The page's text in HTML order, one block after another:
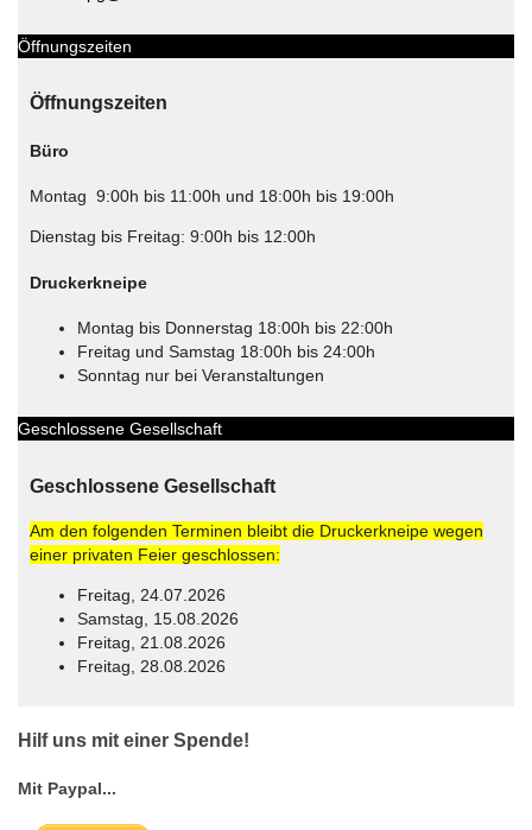
Öffnungszeiten
Öffnungszeiten
Büro
Montag 9:00h bis 11:00h und 18:00h bis 19:00h
Dienstag bis Freitag: 9:00h bis 12:00h
Druckerkneipe
Montag bis Donnerstag 18:00h bis 22:00h
Freitag und Samstag 18:00h bis 24:00h
Sonntag nur bei Veranstaltungen
Geschlossene Gesellschaft
Geschlossene Gesellschaft
Am den folgenden Terminen bleibt die Druckerkneipe wegen
einer privaten Feier geschlossen:
Freitag, 24.07.2026
Samstag, 15.08.2026
Freitag, 21.08.2026
Freitag, 28.08.2026
Hilf uns mit einer Spende!
Mit Paypal...